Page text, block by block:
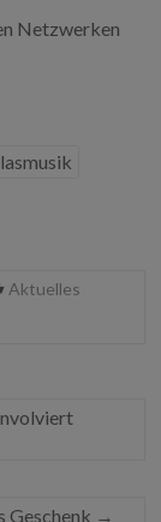
Netzwerken
Aktuelles
Geschenk →